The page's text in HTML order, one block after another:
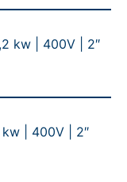
kw | 400V | 2″
kw | 400V | 2″